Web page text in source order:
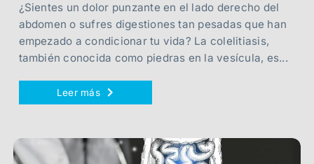
¿Sientes un dolor punzante en el lado derecho del
abdomen o sufres digestiones tan pesadas que han
empezado a condicionar tu vida? La colelitiasis,
también conocida como piedras en la vesícula, es...
Leer más